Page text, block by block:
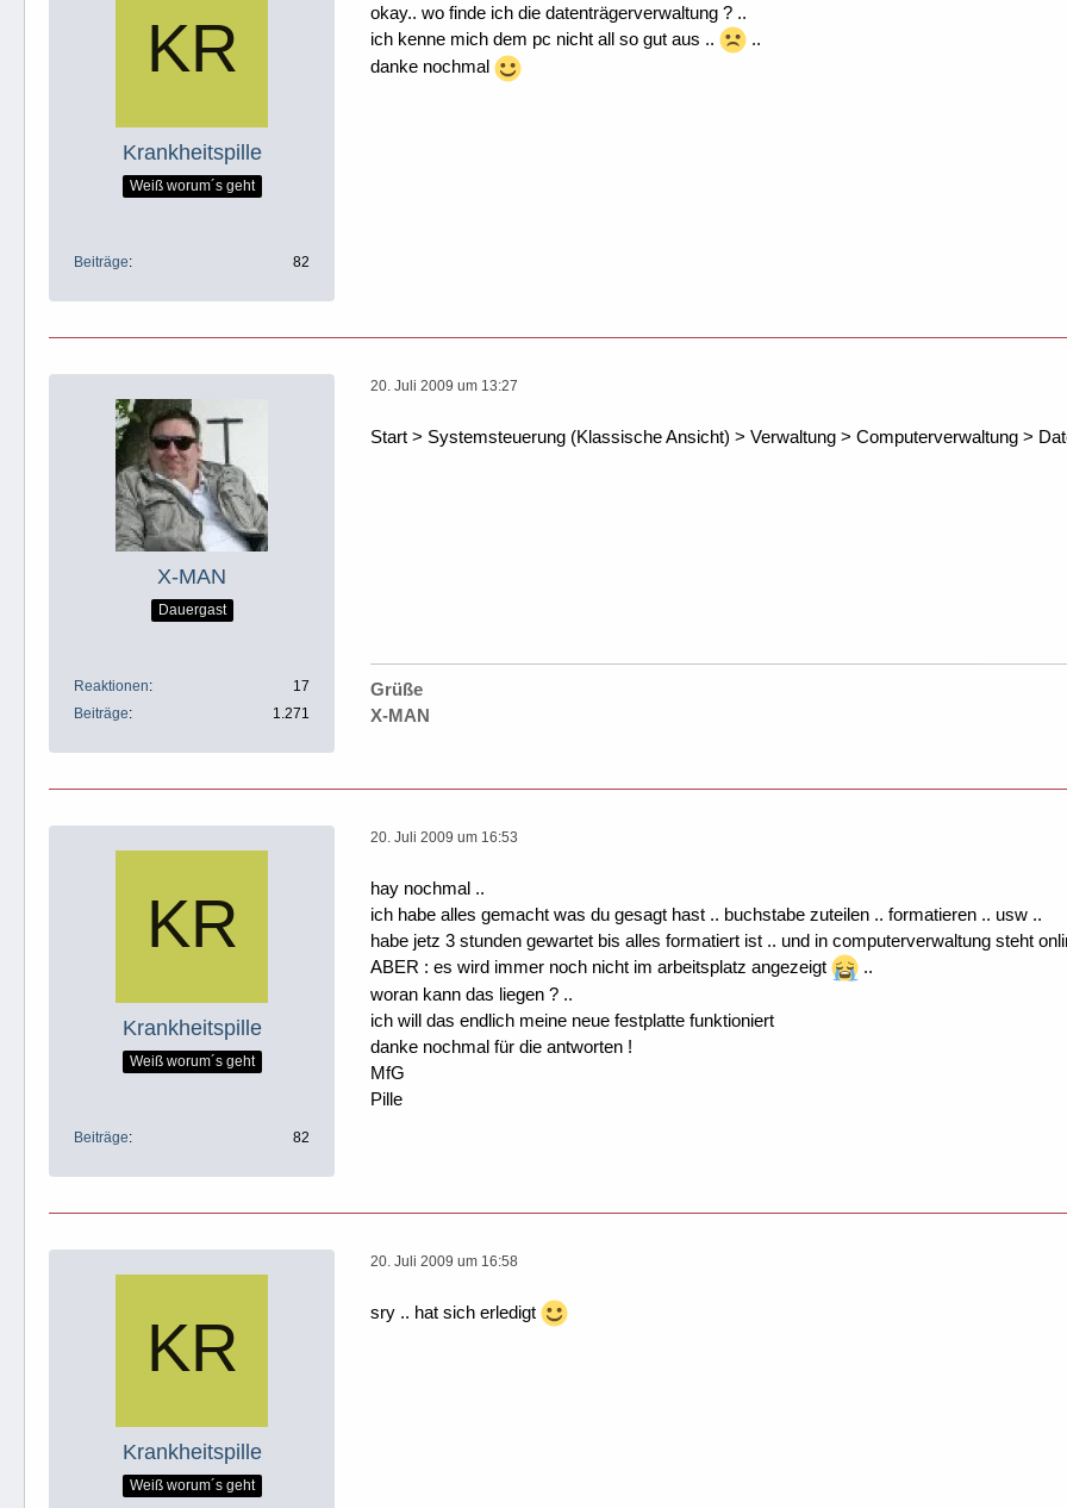
Krankheitspille
Weiß worum´s geht
Beiträge 82
okay.. wo finde ich die datenträgerverwaltung ? ..
ich kenne mich dem pc nicht all so gut aus ..
..
danke nochmal
X-MAN
Dauergast
Reaktionen
17
Beiträge
1.271
20. Juli 2009 um 13:27
Start > Systemsteuerung (Klassische Ansicht) > Verwaltung > Computerverwaltung >
Grüße
X-MAN
Krankheitspille
Weiß worum´s geht
Beiträge 82
20. Juli 2009 um 16:53
hay nochmal ..
ich habe alles gemacht was du gesagt hast .. buchstabe zuteilen .. formatieren .. usw ..
habe jetz 3 stunden gewartet bis alles formatiert ist .. und in computerverwaltung steht
ABER : es wird immer noch nicht im arbeitsplatz angezeigt
..
woran kann das liegen ? ..
ich will das endlich meine neue festplatte funktioniert
danke nochmal für die antworten !
MfG
Pille
Krankheitspille
Weiß worum´s geht
20. Juli 2009 um 16:58
sry .. hat sich erledigt